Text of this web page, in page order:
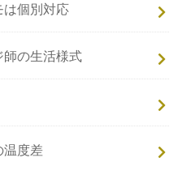
は個別対応
師の生活様式
温度差